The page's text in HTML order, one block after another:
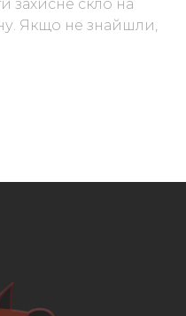
захисне скло на
Якщо не знайшли,